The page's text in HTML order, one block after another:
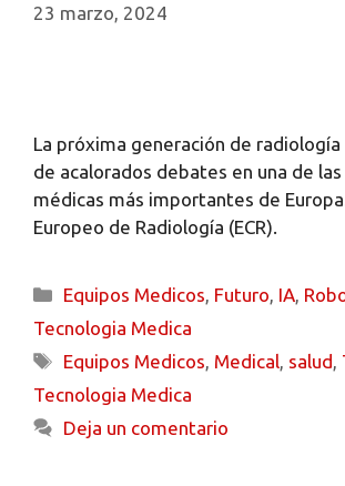
23 marzo, 2024
La próxima generación de
de acalorados debates en una de
médicas más importantes de
Europeo de Radiología (ECR).
Equipos Medicos Futuro IA
Tecnologia Medica
Equipos Medicos Medical salud
Tecnologia Medica
Deja un comentario